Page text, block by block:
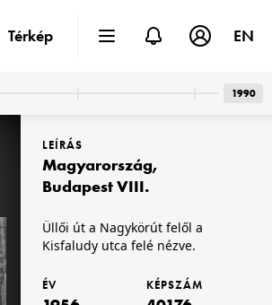
1956 · Budapest VII.
LEÍRÁS
Magyarország,
Budapest VIII.
Üllői út a Nagykörút felől a
Kisfaludy utca felé nézve.
ÉV KÉPSZÁM
Térkép EN
1990